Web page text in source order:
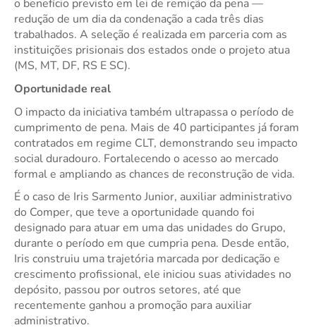
o benefício previsto em lei de remição da pena —
redução de um dia da condenação a cada três dias
trabalhados. A seleção é realizada em parceria com as
instituições prisionais dos estados onde o projeto atua
(MS, MT, DF, RS E SC).
Oportunidade real
O impacto da iniciativa também ultrapassa o período de
cumprimento de pena. Mais de 40 participantes já foram
contratados em regime CLT, demonstrando seu impacto
social duradouro. Fortalecendo o acesso ao mercado
formal e ampliando as chances de reconstrução de vida.
É o caso de Iris Sarmento Junior, auxiliar administrativo
do Comper, que teve a oportunidade quando foi
designado para atuar em uma das unidades do Grupo,
durante o período em que cumpria pena. Desde então,
Iris construiu uma trajetória marcada por dedicação e
crescimento profissional, ele iniciou suas atividades no
depósito, passou por outros setores, até que
recentemente ganhou a promoção para auxiliar
administrativo.